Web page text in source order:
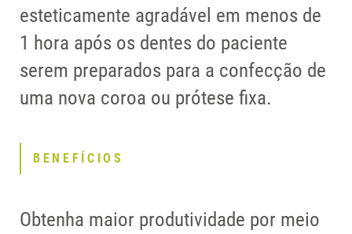
esteticamente agradável em menos de
1 hora após os dentes do paciente
serem preparados para a confecção de
uma nova coroa ou prótese fixa.
BENEFÍCIOS
Obtenha maior produtividade por meio